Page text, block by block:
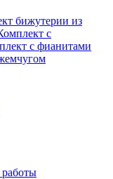
бижутерии из
с
с фианитами